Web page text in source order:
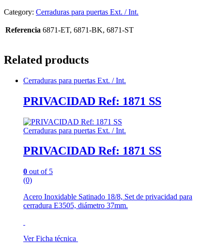
Category: Cerraduras para puertas Ext. / Int.
Referencia 6871-ET, 6871-BK, 6871-ST
Related products
Cerraduras para puertas Ext. / Int.
PRIVACIDAD Ref: 1871 SS
Cerraduras para puertas Ext. / Int.
PRIVACIDAD Ref: 1871 SS
0 out of 5
(0)
Acero Inoxidable Satinado 18/8, Set de privacidad para
cerradura E3505, diámetro 37mm.
Ver Ficha técnica